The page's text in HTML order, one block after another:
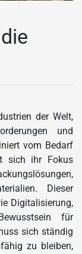
der Welt,
und
vom Bedarf
sich ihr Fokus
Dieser
Digitalisierung,
für
sich ständig
zu bleiben,